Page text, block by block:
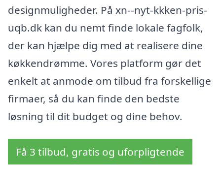
designmuligheder. På xn--nyt-kkken-pris-
uqb.dk kan du nemt finde lokale fagfolk,
der kan hjælpe dig med at realisere dine
køkkendrømme. Vores platform gør det
enkelt at anmode om tilbud fra forskellige
firmaer, så du kan finde den bedste
løsning til dit budget og dine behov.
Få 3 tilbud, gratis og uforpligtende